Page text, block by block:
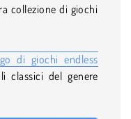
collezione di giochi
di giochi endless
classici del genere